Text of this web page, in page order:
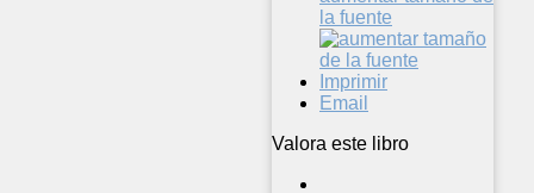
la fuente
Imprimir
Email
Valora este libro